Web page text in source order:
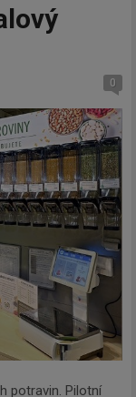
0
potravin. Pilotní